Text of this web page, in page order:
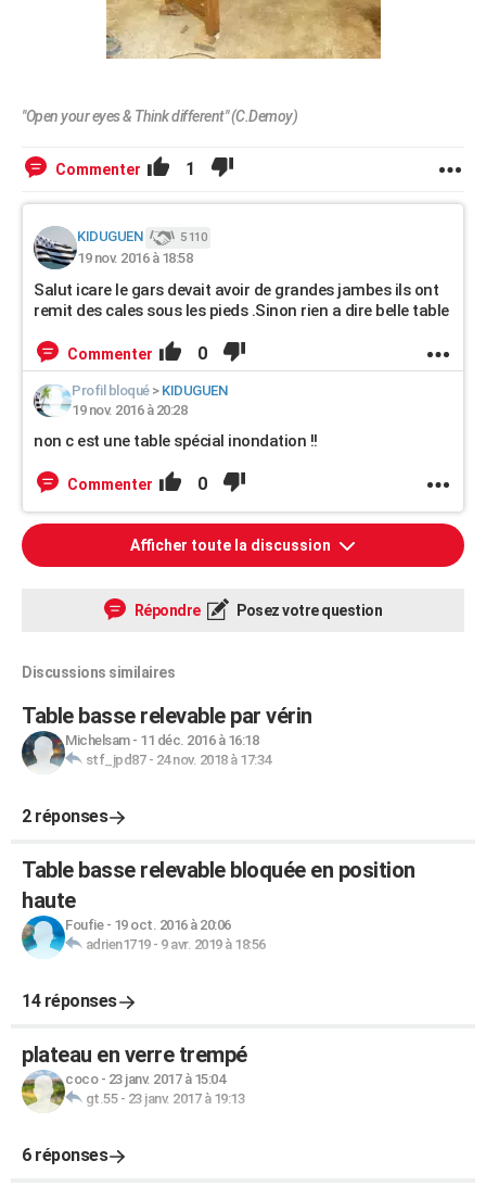
"Open your eyes & Think different" (C.Demoy)
Commenter 1
KIDUGUEN 5 110
19 nov. 2016 à 18:58
Salut icare le gars devait avoir de grandes jambes ils ont
remit des cales sous les pieds .Sinon rien a dire belle table
Commenter 0
Profil bloqué> KIDUGUEN
19 nov. 2016 à 20:28
non c est une table spécial inondation !!
Commenter 0
Afficher toute la discussion
Répondre Posez votre question
Discussions similaires
Table basse relevable par vérin
Michelsam- 11 déc. 2016 à 16:18
stf_jpd87- 24 nov. 2018 à 17:34
2 réponses
Table basse relevable bloquée en position
haute
Foufie- 19 oct. 2016 à 20:06
adrien1719- 9 avr. 2019 à 18:56
14 réponses
plateau en verre trempé
coco- 23 janv. 2017 à 15:04
gt.55- 23 janv. 2017 à 19:13
6 réponses